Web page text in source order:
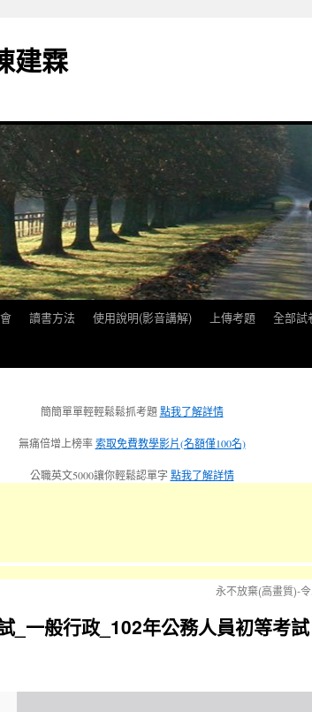
建霖
讀書方法 使用說明(影音講解) 上傳考題
全部試
簡簡單單輕輕鬆鬆抓考題 點我了解詳情
無痛倍增上榜率 索取免費教學影片(名額僅100名)
公職英文5000讓你輕鬆認單字 點我了解詳情
永不放棄(高畫質)-
_一般行政_102年公務人員初等考試